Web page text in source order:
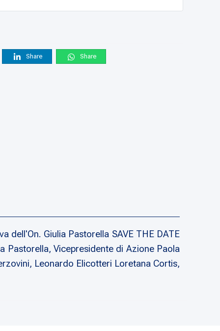
Share Share
dell'On. Giulia Pastorella SAVE THE DATE
Pastorella, Vicepresidente di Azione Paola
Leonardo Elicotteri Loretana Cortis,